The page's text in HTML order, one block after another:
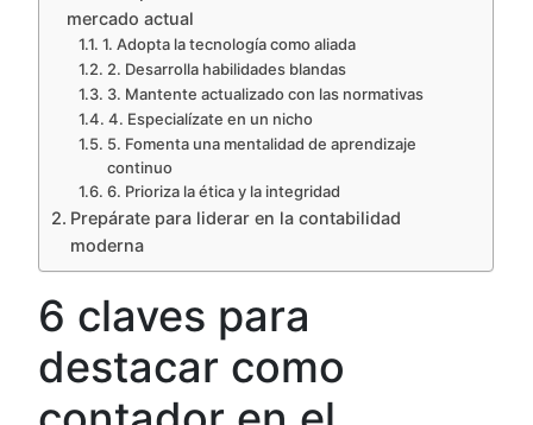
mercado actual
1. Adopta la tecnología como aliada
2. Desarrolla habilidades blandas
3. Mantente actualizado con las normativas
4. Especialízate en un nicho
5. Fomenta una mentalidad de aprendizaje
continuo
6. Prioriza la ética y la integridad
Prepárate para liderar en la contabilidad
moderna
6 claves para
destacar como